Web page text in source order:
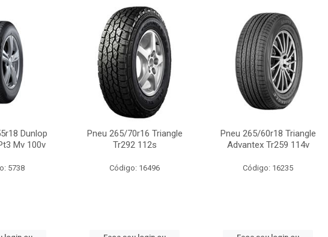
Dunlop
Mv 100v
5738
Pneu 265/70r16 Triangle
Tr292 112s
Código: 16496
Pneu 265/60r18 Triangle
Advantex Tr259 114v
Código: 16235